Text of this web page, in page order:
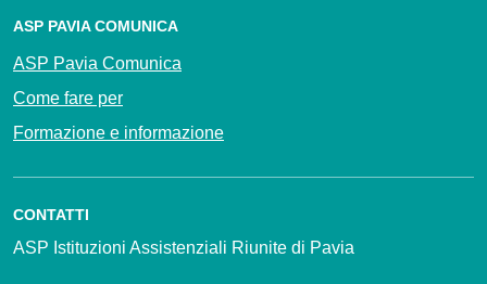
ASP PAVIA COMUNICA
ASP Pavia Comunica
Come fare per
Formazione e informazione
CONTATTI
ASP Istituzioni Assistenziali Riunite di Pavia